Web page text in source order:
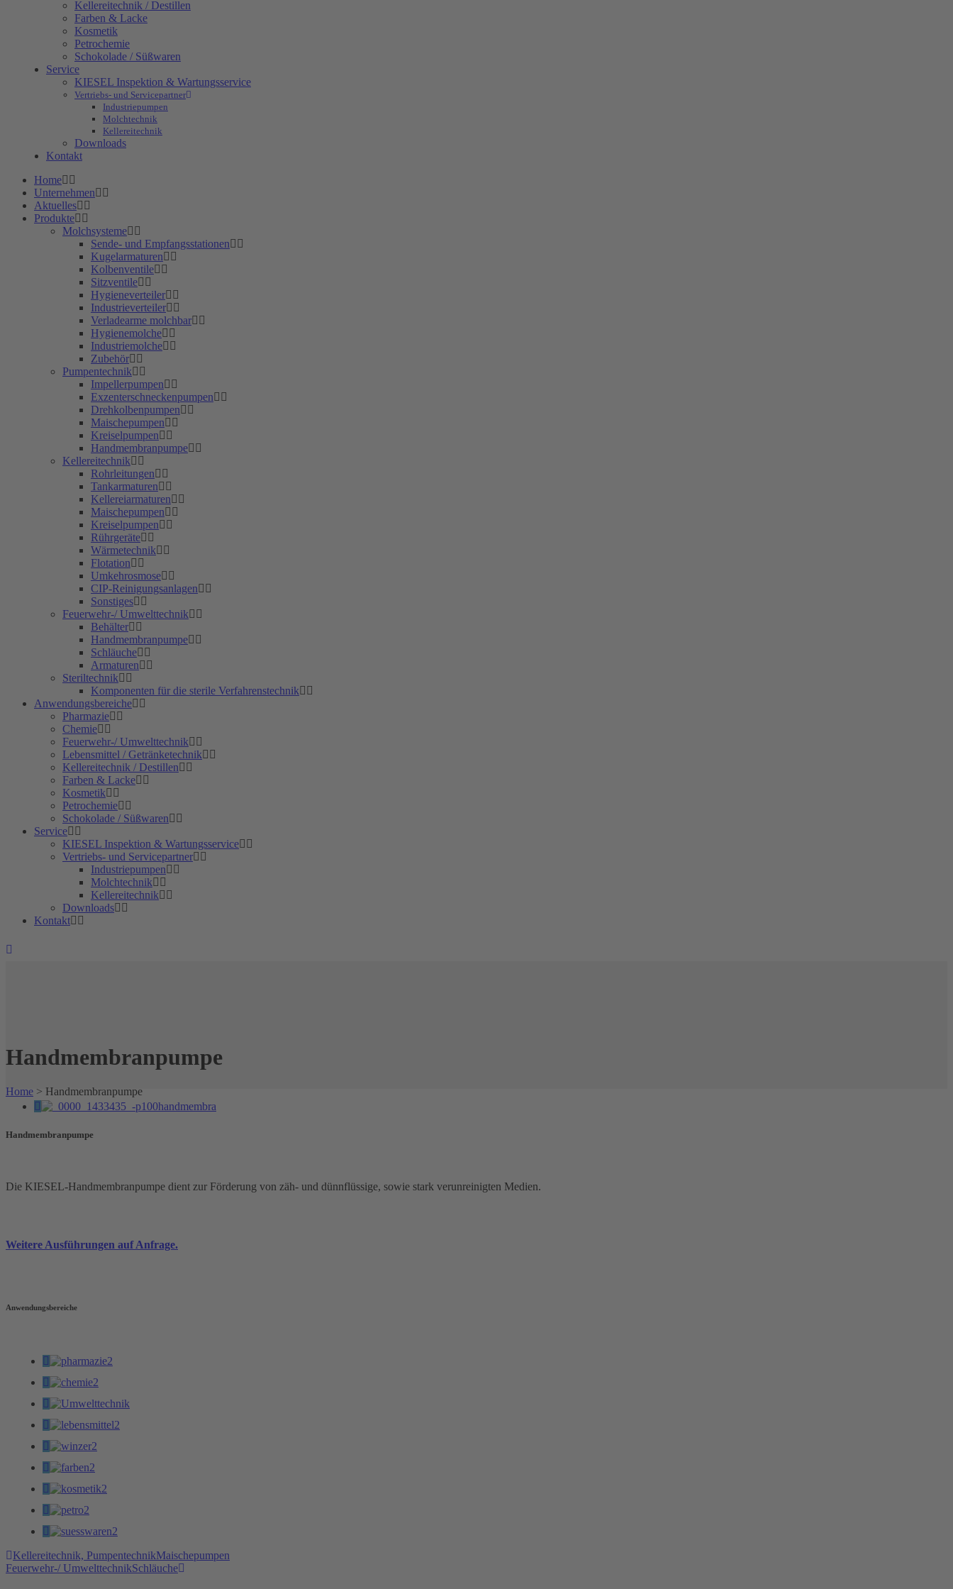
Kellereitechnik / Destillen
Farben & Lacke
Kosmetik
Petrochemie
Schokolade / Süßwaren
Service
KIESEL Inspektion & Wartungsservice
Vertriebs- und Servicepartner
Industriepumpen
Molchtechnik
Kellereitechnik
Downloads
Kontakt
Home
Unternehmen
Aktuelles
Produkte
Molchsysteme
Sende- und Empfangsstationen
Kugelarmaturen
Kolbenventile
Sitzventile
Hygieneverteiler
Industrieverteiler
Verladearme molchbar
Hygienemolche
Industriemolche
Zubehör
Pumpentechnik
Impellerpumpen
Exzenterschneckenpumpen
Drehkolbenpumpen
Maischepumpen
Kreiselpumpen
Handmembranpumpe
Kellereitechnik
Rohrleitungen
Tankarmaturen
Kellereiarmaturen
Maischepumpen
Kreiselpumpen
Rührgeräte
Wärmetechnik
Flotation
Umkehrosmose
CIP-Reinigungsanlagen
Sonstiges
Feuerwehr-/ Umwelttechnik
Behälter
Handmembranpumpe
Schläuche
Armaturen
Steriltechnik
Komponenten für die sterile Verfahrenstechnik
Anwendungsbereiche
Pharmazie
Chemie
Feuerwehr-/ Umwelttechnik
Lebensmittel / Getränketechnik
Kellereitechnik / Destillen
Farben & Lacke
Kosmetik
Petrochemie
Schokolade / Süßwaren
Service
KIESEL Inspektion & Wartungsservice
Vertriebs- und Servicepartner
Industriepumpen
Molchtechnik
Kellereitechnik
Downloads
Kontakt
Handmembranpumpe
Home > Handmembranpumpe
Handmembranpumpe
Die KIESEL-Handmembranpumpe dient zur Förderung von zäh- und dünnflüssige, sowie stark verunreinigten Medien.
Weitere Ausführungen auf Anfrage.
Anwendungsbereiche
Kellereitechnik, PumpentechnikMaischepumpen
Feuerwehr-/ UmwelttechnikSchläuche